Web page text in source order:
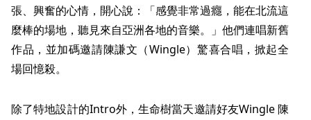
張、興奮的心情，開心說：「感覺非常過癮，能在北流這
麼棒的場地，聽見來自亞洲各地的音樂。」他們連唱新舊
作品，並加碼邀請陳謙文（Wingle）驚喜合唱，掀起全
場回憶殺。
除了特地設計的Intro外，生命樹當天邀請好友Wingle 陳